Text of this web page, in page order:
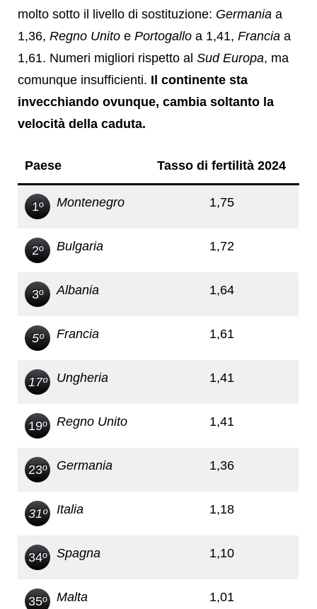
molto sotto il livello di sostituzione: Germania a
1,36, Regno Unito e Portogallo a 1,41, Francia a
1,61. Numeri migliori rispetto al Sud Europa, ma
comunque insufficienti. Il continente sta
invecchiando ovunque, cambia soltanto la
velocità della caduta.
Paese Tasso di fertilità 2024
1º Montenegro 1,75
2º Bulgaria 1,72
3º Albania 1,64
5º Francia 1,61
17º Ungheria 1,41
19º Regno Unito 1,41
23º Germania 1,36
31º Italia 1,18
34º Spagna 1,10
35º Malta 1,01